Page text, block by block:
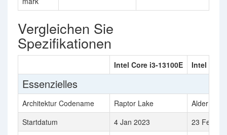
Vergleichen Sie
Spezifikationen
Intel Core i3-13100E Intel Core
Essenzielles
Architektur Codename Raptor Lake
Alder Lake
Startdatum
4 Jan 2023
23 Feb